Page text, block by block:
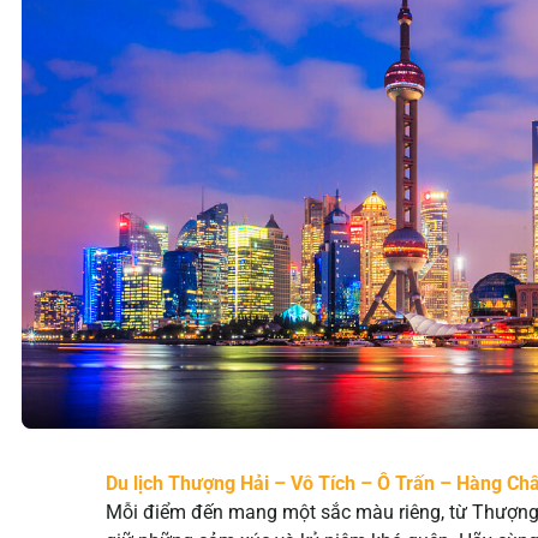
Du lịch Thượng Hải – Vô Tích – Ô Trấn – Hàng
Mỗi điểm đến mang một sắc màu riêng, từ